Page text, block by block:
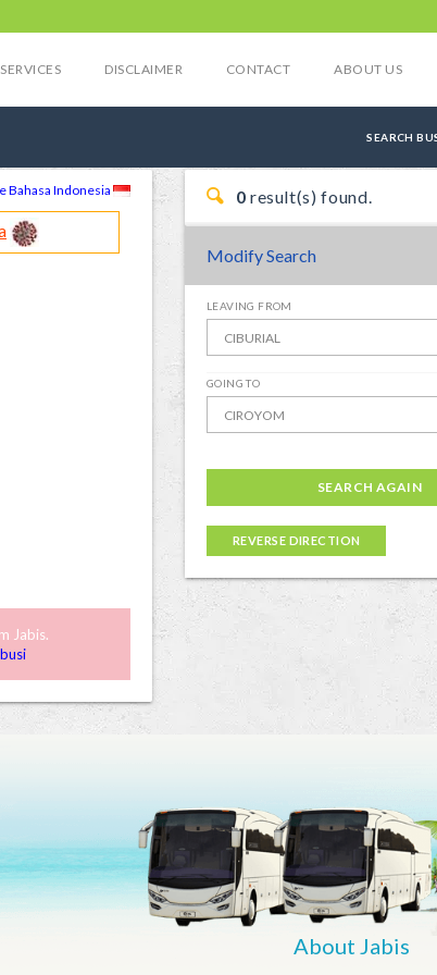
DISCLAIMER CONTACT ABOUT US
SEARCH
Bahasa Indonesia
Jabis.
0 result(s) found.
Modify Search
LEAVING FROM
GOING TO
SEARCH AGAIN
REVERSE DIRECTION
About Jabis